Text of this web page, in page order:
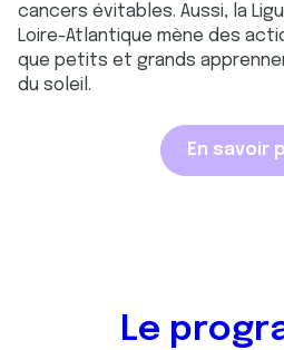
cancers évitables. Aussi, la
Loire-Atlantique mène des
que petits et grands
du soleil.
En savoir
Le